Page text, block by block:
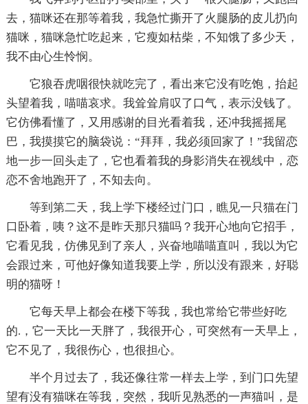
去，猫咪还在那等着我，我急忙撕开了火腿肠的皮儿扔向
猫咪，猫咪急忙吃起来，它瘦如枯柴，不知饿了多少天，
我不由心生怜悯。
它狼吞虎咽很快就吃完了，看出来它没有吃饱，抬起
头望着我，喵喵哀求。我耸耸肩叹了口气，表示没钱了。
它仿佛看懂了，又用感谢的目光看着我，还冲我摇摇尾
巴，我摸摸它的脑袋说：“拜拜，我必须回家了！”我留恋
地一步一回头走了，它也看着我的身影消失在视线中，恋
恋不舍地跑开了，不知去向。
等到第二天，我上学下楼经过门口，瞧见一只猫在门
口卧着，咦？这不是昨天那只猫吗？我开心地向它招手，
它看见我，仿佛见到了亲人，兴奋地喵喵直叫，我以为它
会跟过来，可他好像知道我要上学，所以没有跟来，好聪
明的猫呀！
它每天早上都会在楼下等我，我也常给它带些好吃
的.，它一天比一天胖了，我很开心，可突然有一天早上，
它不见了，我很伤心，也很担心。
半个月过去了，我还像往常一样去上学，到门口先望
望有没有猫咪在等我，突然，我听见熟悉的一声猫叫，是